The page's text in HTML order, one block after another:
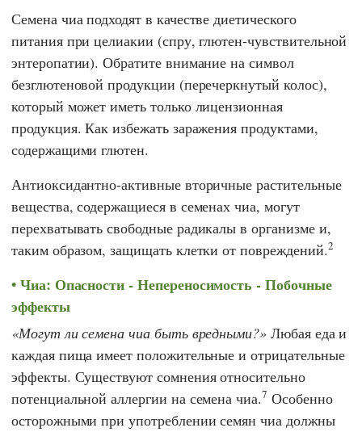
Семена чиа подходят в качестве диетического
питания при целиакии (спру, глютен-чувствительной
энтеропатии). Обратите внимание на символ
безглютеновой продукции (перечеркнутый колос),
который может иметь только лицензионная
продукция. Как избежать заражения продуктами,
содержащими глютен.
Антиоксидантно-активные вторичные растительные
вещества, содержащиеся в семенах чиа, могут
перехватывать свободные радикалы в организме и,
таким образом, защищать клетки от повреждений.2
Чиа: Опасности - Непереносимость - Побочные
эффекты
Могут ли семена чиа быть вредными? Любая еда и
каждая пища имеет положительные и отрицательные
эффекты. Существуют сомнения относительно
потенциальной аллергии на семена чиа.7 Особенно
осторожными при употреблении семян чиа должны